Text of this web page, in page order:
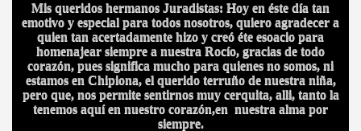
Mis queridos hermanos Juradistas: Hoy en éste día tan
emotivo y especial para todos nosotros, quiero agradecer a
quien tan acertadamente hizo y creó éte esoacio para
homenajear siempre a nuestra Rocío, gracias de todo
corazón, pues significa mucho para quienes no somos, ni
estamos en Chipiona, el querido terruño de nuestra niña,
pero que, nos permite sentirnos muy cerquita, alli, tanto la
tenemos aquí en nuestro corazón,en nuestra alma por
siempre.